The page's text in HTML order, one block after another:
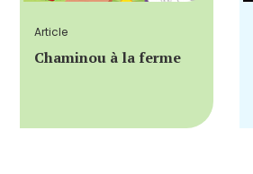
Article
Chaminou à la ferme